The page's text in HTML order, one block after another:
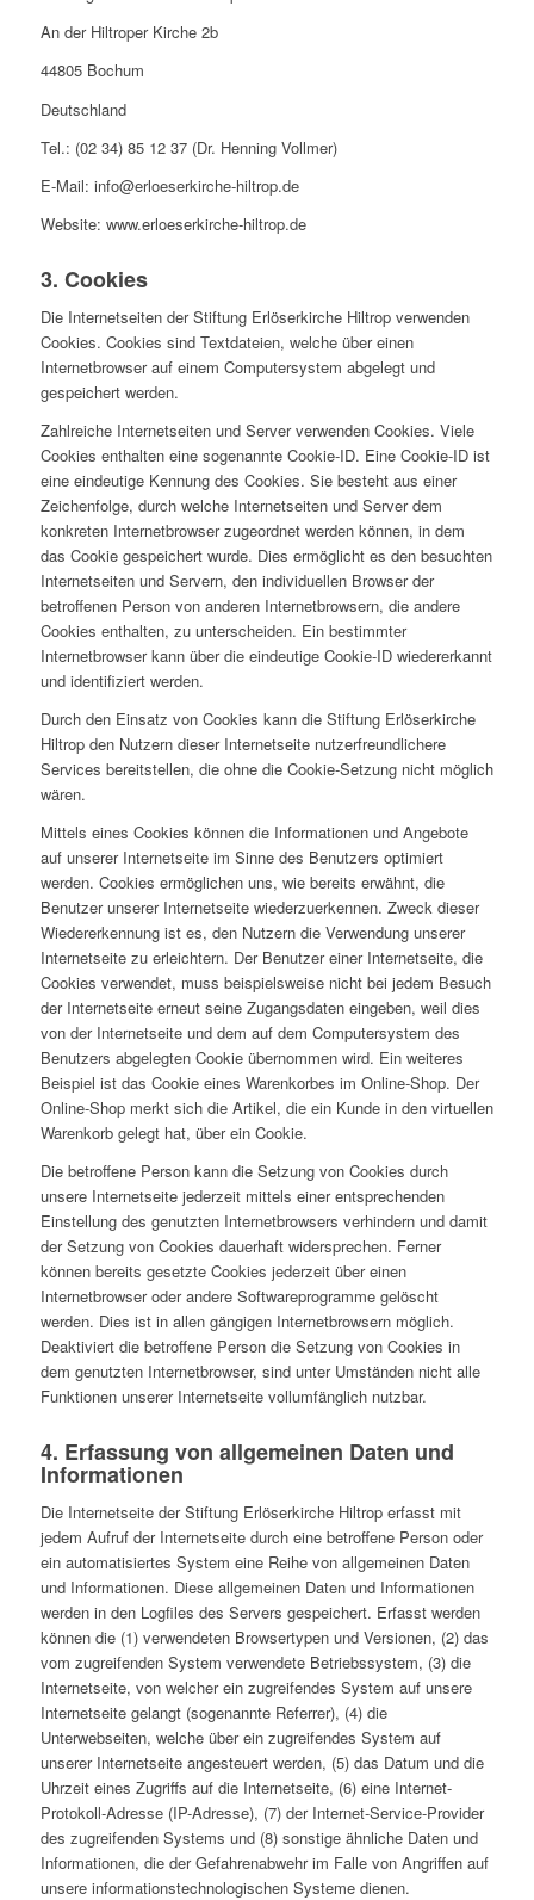
An der Hiltroper Kirche 2b
44805 Bochum
Deutschland
Tel.: (02 34) 85 12 37 (Dr. Henning Vollmer)
E-Mail: info@erloeserkirche-hiltrop.de
Website: www.erloeserkirche-hiltrop.de
3. Cookies
Die Internetseiten der Stiftung Erlöserkirche Hiltrop verwenden
Cookies. Cookies sind Textdateien, welche über einen
Internetbrowser auf einem Computersystem abgelegt und
gespeichert werden.
Zahlreiche Internetseiten und Server verwenden Cookies. Viele
Cookies enthalten eine sogenannte Cookie-ID. Eine Cookie-ID ist
eine eindeutige Kennung des Cookies. Sie besteht aus einer
Zeichenfolge, durch welche Internetseiten und Server dem
konkreten Internetbrowser zugeordnet werden können, in dem
das Cookie gespeichert wurde. Dies ermöglicht es den besuchten
Internetseiten und Servern, den individuellen Browser der
betroffenen Person von anderen Internetbrowsern, die andere
Cookies enthalten, zu unterscheiden. Ein bestimmter
Internetbrowser kann über die eindeutige Cookie-ID wiedererkannt
und identifiziert werden.
Durch den Einsatz von Cookies kann die Stiftung Erlöserkirche
Hiltrop den Nutzern dieser Internetseite nutzerfreundlichere
Services bereitstellen, die ohne die Cookie-Setzung nicht möglich
wären.
Mittels eines Cookies können die Informationen und Angebote
auf unserer Internetseite im Sinne des Benutzers optimiert
werden. Cookies ermöglichen uns, wie bereits erwähnt, die
Benutzer unserer Internetseite wiederzuerkennen. Zweck dieser
Wiedererkennung ist es, den Nutzern die Verwendung unserer
Internetseite zu erleichtern. Der Benutzer einer Internetseite, die
Cookies verwendet, muss beispielsweise nicht bei jedem Besuch
der Internetseite erneut seine Zugangsdaten eingeben, weil dies
von der Internetseite und dem auf dem Computersystem des
Benutzers abgelegten Cookie übernommen wird. Ein weiteres
Beispiel ist das Cookie eines Warenkorbes im Online-Shop. Der
Online-Shop merkt sich die Artikel, die ein Kunde in den virtuellen
Warenkorb gelegt hat, über ein Cookie.
Die betroffene Person kann die Setzung von Cookies durch
unsere Internetseite jederzeit mittels einer entsprechenden
Einstellung des genutzten Internetbrowsers verhindern und damit
der Setzung von Cookies dauerhaft widersprechen. Ferner
können bereits gesetzte Cookies jederzeit über einen
Internetbrowser oder andere Softwareprogramme gelöscht
werden. Dies ist in allen gängigen Internetbrowsern möglich.
Deaktiviert die betroffene Person die Setzung von Cookies in
dem genutzten Internetbrowser, sind unter Umständen nicht alle
Funktionen unserer Internetseite vollumfänglich nutzbar.
4. Erfassung von allgemeinen Daten und
Informationen
Die Internetseite der Stiftung Erlöserkirche Hiltrop erfasst mit
jedem Aufruf der Internetseite durch eine betroffene Person oder
ein automatisiertes System eine Reihe von allgemeinen Daten
und Informationen. Diese allgemeinen Daten und Informationen
werden in den Logfiles des Servers gespeichert. Erfasst werden
können die (1) verwendeten Browsertypen und Versionen, (2) das
vom zugreifenden System verwendete Betriebssystem, (3) die
Internetseite, von welcher ein zugreifendes System auf unsere
Internetseite gelangt (sogenannte Referrer), (4) die
Unterwebseiten, welche über ein zugreifendes System auf
unserer Internetseite angesteuert werden, (5) das Datum und die
Uhrzeit eines Zugriffs auf die Internetseite, (6) eine Internet-
Protokoll-Adresse (IP-Adresse), (7) der Internet-Service-Provider
des zugreifenden Systems und (8) sonstige ähnliche Daten und
Informationen, die der Gefahrenabwehr im Falle von Angriffen auf
unsere informationstechnologischen Systeme dienen.